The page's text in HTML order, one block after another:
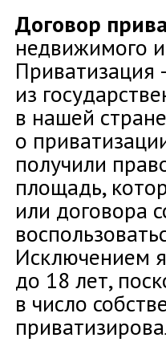
Договор
недвижимого
Приватизация
из
в нашей
о
получили
площадь,
или договора
Исключением
до 18 лет,
в число